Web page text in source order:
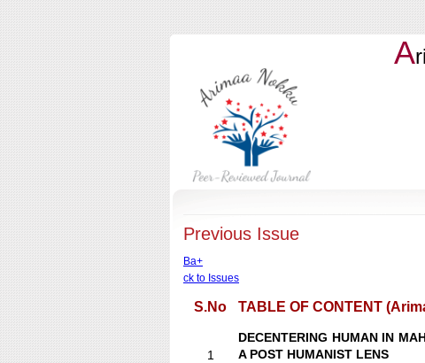
A
Previous Issue
Ba+
ck to Issues
S.No TABLE OF CONTENT
1
DECENTERING HUMAN IN
A POST HUMANIST LENS